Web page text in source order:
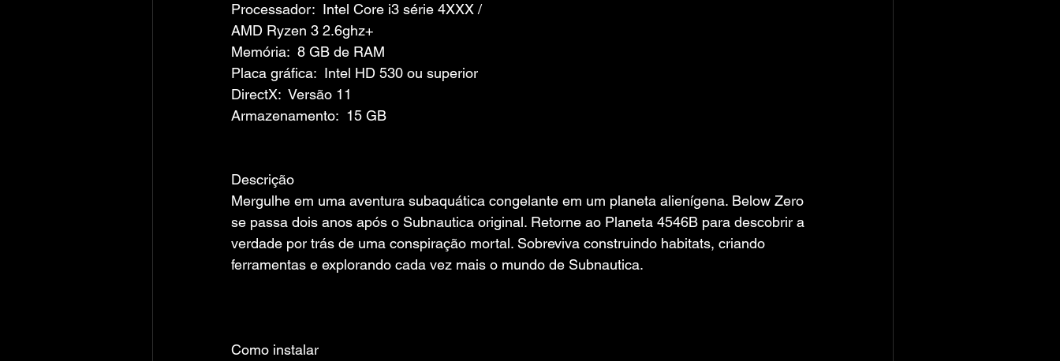
Processador:  Intel Core i3 série 4XXX /
AMD Ryzen 3 2.6ghz+
Memória:  8 GB de RAM
Placa gráfica:  Intel HD 530 ou superior
DirectX:  Versão 11
Armazenamento:  15 GB
Descrição
Mergulhe em uma aventura subaquática congelante em um planeta alienígena. Below Zero
se passa dois anos após o Subnautica original. Retorne ao Planeta 4546B para descobrir a
verdade por trás de uma conspiração mortal. Sobreviva construindo habitats, criando
ferramentas e explorando cada vez mais o mundo de Subnautica.
Como instalar